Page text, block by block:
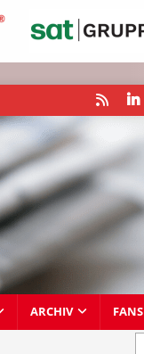
ARCHIV FANS